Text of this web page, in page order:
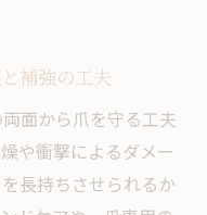
補強の工夫
面から爪を守る工夫
や衝撃によるダメー
長持ちさせられるか